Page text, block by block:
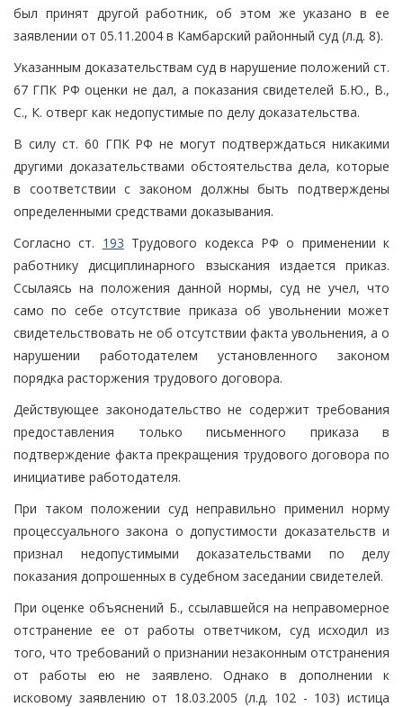
был принят другой работник, об этом же указано в ее
заявлении от 05.11.2004 в Камбарский районный суд (л.д. 8).
Указанным доказательствам суд в нарушение положений ст.
67 ГПК РФ оценки не дал, а показания свидетелей Б.Ю., В.,
С., К. отверг как недопустимые по делу доказательства.
В силу ст. 60 ГПК РФ не могут подтверждаться никакими
другими доказательствами обстоятельства дела, которые
в соответствии с законом должны быть подтверждены
определенными средствами доказывания.
Согласно ст. 193 Трудового кодекса РФ о применении к
работнику дисциплинарного взыскания издается приказ.
Ссылаясь на положения данной нормы, суд не учел, что
само по себе отсутствие приказа об увольнении может
свидетельствовать не об отсутствии факта увольнения, а о
нарушении работодателем установленного законом
порядка расторжения трудового договора.
Действующее законодательство не содержит требования
предоставления только письменного приказа в
подтверждение факта прекращения трудового договора по
инициативе работодателя.
При таком положении суд неправильно применил норму
процессуального закона о допустимости доказательств и
признал недопустимыми доказательствами по делу
показания допрошенных в судебном заседании свидетелей.
При оценке объяснений Б., ссылавшейся на неправомерное
отстранение ее от работы ответчиком, суд исходил из
того, что требований о признании незаконным отстранения
от работы ею не заявлено. Однако в дополнении к
исковому заявлению от 18.03.2005 (л.д. 102 - 103) истица